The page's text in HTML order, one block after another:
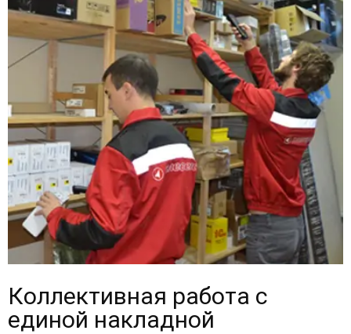
Коллективная работа с
единой накладной